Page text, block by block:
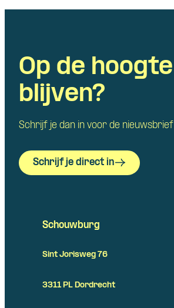
Op de hoogte
blijven?
Schrijf je dan in voor de nieuwsbrief
Schrijf je direct in
Schouwburg
Sint Jorisweg 76
3311 PL Dordrecht